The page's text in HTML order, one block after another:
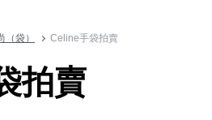
（袋） Celine手袋拍賣
拍賣